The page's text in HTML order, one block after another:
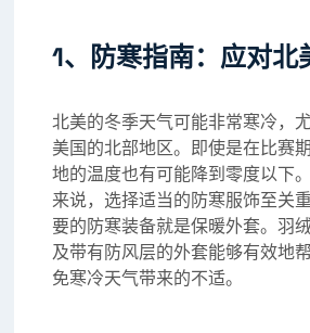
1、防寒指南：应对北
北美的冬季天气可能非常寒冷，
美国的北部地区。即使是在比赛
地的温度也有可能降到零度以下
来说，选择适当的防寒服饰至关
要的防寒装备就是保暖外套。羽
及带有防风层的外套能够有效地
免寒冷天气带来的不适。